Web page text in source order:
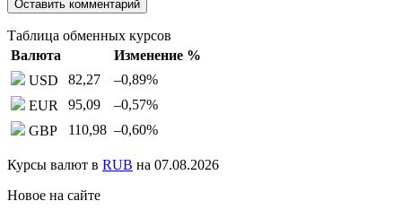
Таблица обменных курсов
Валюта
Изменение %
USD
82,27 –0,89%
EUR
95,09 –0,57%
GBP
110,98 –0,60%
Курсы валют в RUB на 07.08.2026
Новое на сайте